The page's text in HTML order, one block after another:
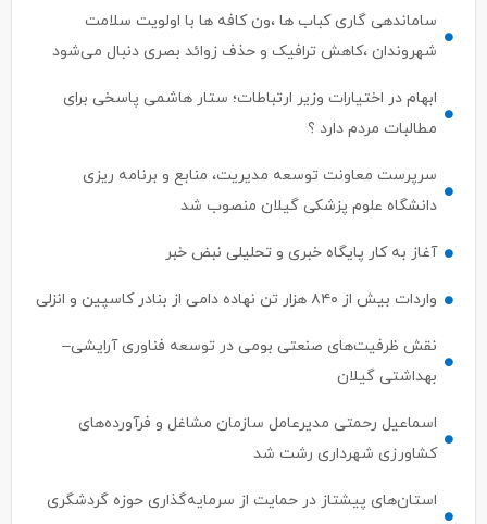
ساماندهی گاری کباب ها ،ون کافه ها با اولویت سلامت
شهروندان ،کاهش ترافیک و حذف زوائد بصری دنبال می‌شود
ابهام در اختیارات وزیر ارتباطات؛ ستار هاشمی پاسخی برای
مطالبات مردم دارد ؟
سرپرست معاونت توسعه مدیریت، منابع و برنامه ریزی
دانشگاه علوم پزشکی گیلان منصوب شد
آغاز به کار پایگاه خبری و تحلیلی نبض خبر
واردات بیش از ۸۴۰ هزار تن نهاده دامی از بنادر كاسپین و انزلی
نقش ظرفیت‌های صنعتی بومی در توسعه فناوری آرایشی–
بهداشتی گیلان
اسماعیل رحمتی مدیرعامل سازمان مشاغل و فرآورده‌های
کشاورزی شهرداری رشت شد
استان‌های پیشتاز در حمایت از سرمایه‌گذاری حوزه گردشگری